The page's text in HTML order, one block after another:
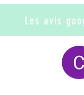
Les avis